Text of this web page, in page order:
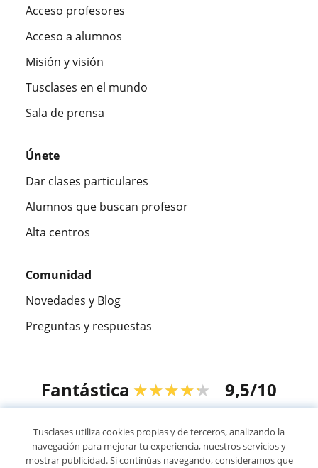
Acceso profesores
Acceso a alumnos
Misión y visión
Tusclases en el mundo
Sala de prensa
Únete
Dar clases particulares
Alumnos que buscan profesor
Alta centros
Comunidad
Novedades y Blog
Preguntas y respuestas
Fantástica ★★★★★ 9,5/10
© 2007 - 2026 Tusclases.co
Tusclases utiliza cookies propias y de terceros, analizando la
navegación para mejorar tu experiencia, nuestros servicios y
mostrar publicidad. Si continúas navegando, consideramos que